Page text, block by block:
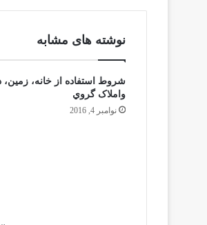
نوشته های مشابه
شروط استفاده از خانه، زمين،
واملاک گروي
نوامبر 4, 2016